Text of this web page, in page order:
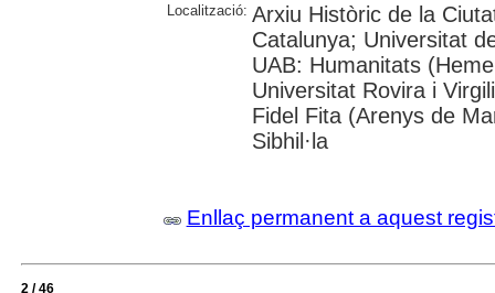
Localització: Arxiu Històric de la
Catalunya; Universitat
UAB: Humanitats
Universitat Rovira i
Fidel Fita (Arenys de
Sibhil·la
Enllaç permanent a aquest
2 / 46